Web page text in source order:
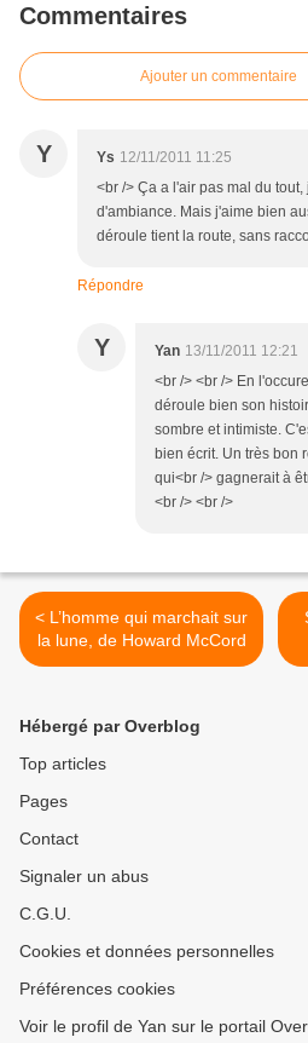
Commentaires
Ajouter un commentaire
Y Ys 12/11/2011 11:25
<br /> Ça a l'air pas mal du
d'ambiance. Mais j'aime bien
déroule tient la route, sans
Répondre
Y Yan 13/11/2011 12:21
<br /> <br /> En
déroule bien son
sombre et intimiste.
bien écrit. Un très bon
qui<br /> gagnerait à
<br /> <br />
< L’homme qui marchait sur
la lune, de Howard McCord
Hébergé par Overblog
Top articles
Pages
Contact
Signaler un abus
C.G.U.
Cookies et données personnelles
Préférences cookies
Voir le profil de Yan sur le portail